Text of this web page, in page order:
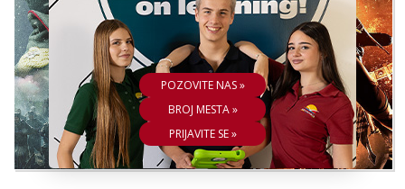
OSNOVNA
ŠKOLA
POZOVITE NAS »
BROJ MESTA »
PRIJAVITE SE »